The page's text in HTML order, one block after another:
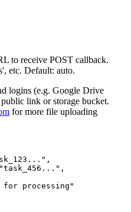
to receive POST callback.
etc. Default: auto.
logins (e.g. Google Drive
link or storage bucket.
for more file uploading
processing"